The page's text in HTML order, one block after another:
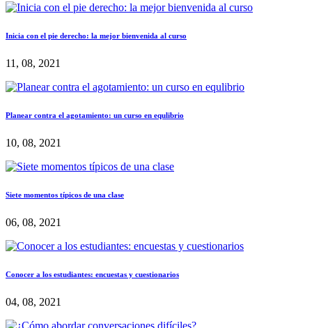
Inicia con el pie derecho: la mejor bienvenida al curso
11, 08, 2021
Planear contra el agotamiento: un curso en equlibrio
10, 08, 2021
Siete momentos típicos de una clase
06, 08, 2021
Conocer a los estudiantes: encuestas y cuestionarios
04, 08, 2021